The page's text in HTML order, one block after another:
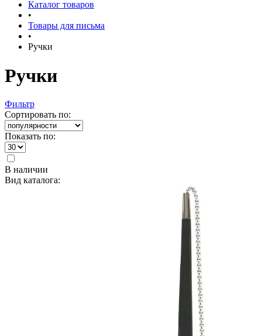
Каталог товаров
•
Товары для письма
•
Ручки
Ручки
Фильтр
Сортировать по:
Показать по:
В наличии
Вид каталога: